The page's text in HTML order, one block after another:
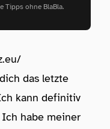
Tipps ohne BlaBla.
das letzte
kann definitiv
habe meiner